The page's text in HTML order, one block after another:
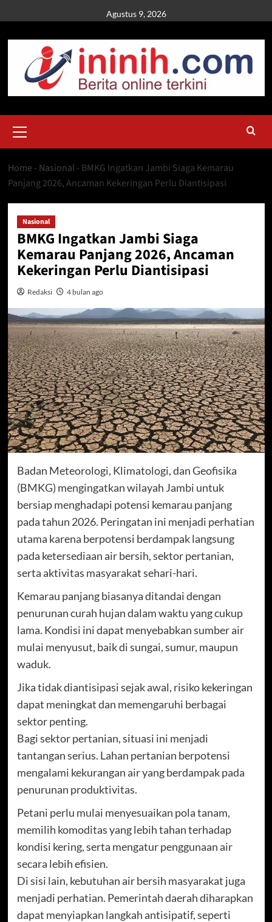
to
content
Agustus 9, 2026
Menu
Home - Nasional - BMKG Ingatkan Jambi Siaga Kemarau
Panjang 2026, Ancaman Kekeringan Perlu Diantisipasi
Nasional
BMKG Ingatkan Jambi Siaga
Kemarau Panjang 2026, Ancaman
Kekeringan Perlu Diantisipasi
Redaksi 4 bulan ago
Badan Meteorologi, Klimatologi, dan Geofisika
(BMKG) mengingatkan wilayah Jambi untuk
bersiap menghadapi potensi kemarau panjang
pada tahun 2026. Peringatan ini menjadi perhatian
utama karena berpotensi berdampak langsung
pada ketersediaan air bersih, sektor pertanian,
serta aktivitas masyarakat sehari-hari.
Kemarau panjang biasanya ditandai dengan
penurunan curah hujan dalam waktu yang cukup
lama. Kondisi ini dapat menyebabkan sumber air
mulai menyusut, baik di sungai, sumur, maupun
waduk.
Jika tidak diantisipasi sejak awal, risiko kekeringan
dapat meningkat dan memengaruhi berbagai
sektor penting.
Bagi sektor pertanian, situasi ini menjadi
tantangan serius. Lahan pertanian berpotensi
mengalami kekurangan air yang berdampak pada
penurunan produktivitas.
Petani perlu mulai menyesuaikan pola tanam,
memilih komoditas yang lebih tahan terhadap
kondisi kering, serta mengatur penggunaan air
secara lebih efisien.
Di sisi lain, kebutuhan air bersih masyarakat juga
menjadi perhatian. Pemerintah daerah diharapkan
dapat menyiapkan langkah antisipatif, seperti